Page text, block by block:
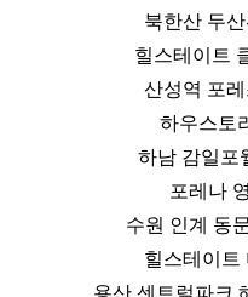
북한산 두
힐스테이트
산성역 포
하우스토
하남 감일포
포레나
수원 인계 동
힐스테이트